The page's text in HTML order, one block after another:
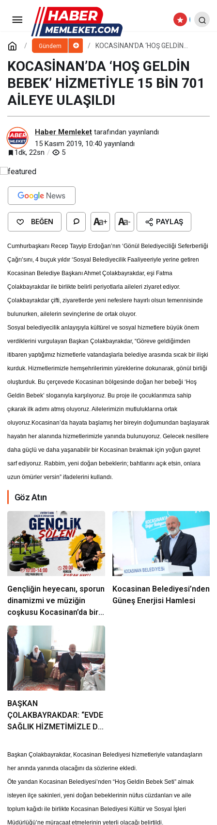
Gündem
KOCASİNAN’DA ‘HOŞ GELDİN
AİLEYE ULAŞILDI
KOCASİNAN’DA ‘HOŞ GELDİN
BEBEK’ HİZMETİYLE 15 BİN 701
AİLEYE ULAŞILDI
Haber Memleket tarafından yayınlandı
15 Kasım 2019, 10:40 yayınlandı
1dk, 22sn
5
BEĞEN + - PAYLAŞ
Cumhurbaşkanı Recep Tayyip Erdoğan’nın ‘Gönül Belediyeciliği Seferberliği
Çağrı’sını, 4 buçuk yıldır ‘Sosyal Belediyecilik Faaliyeeriyle yerine getiren
Kocasinan Belediye Başkanı Ahmet Çolakbayrakdar, eşi Fatma
Çolakbayrakdar ile birlikte belirli periyotlarla aileleri ziyaret ediyor.
Çolakbayrakdar çifti, ziyaretlerde yeni nefeslere hayırlı olsun temennisinde
bulunurken, ailelerin sevinçlerine de ortak oluyor.
Sosyal belediyecilik anlayışıyla kültürel ve sosyal hizmetlere büyük önem
verdiklerini vurgulayan Başkan Çolakbayrakdar, “Göreve geldiğimden
itibaren yaptığımız hizmetlerle vatandaşlarla belediye arasında sıcak bir ilişki
kurduk. Hizmetlerimizle hemşehrilerimin yüreklerine dokunarak, gönül birliği
oluşturduk. Bu çerçevede Kocasinan bölgesinde doğan her bebeği ‘Hoş
Geldin Bebek’ sloganıyla karşılıyoruz. Bu proje ile çocuklarımıza sahip
çıkarak ilk adımı atmış oluyoruz. Ailelerimizin mutluluklarına ortak
oluyoruz.Kocasinan’da hayata başlamış her bireyin doğumundan başlayarak
hayatın her alanında hizmetlerimizle yanında bulunuyoruz. Gelecek nesillere
daha güçlü ve daha yaşanabilir bir Kocasinan bırakmak için yoğun gayret
sarf ediyoruz. Rabbim, yeni doğan bebeklerin; bahtlarını açık etsin, onlara
uzun ömürler versin” ifadelerini kullandı.
Göz Atın
Gençliğin heyecanı, sporun
dinamizmi ve müziğin
coşkusu Kocasinan’da bir
araya geliyor!
Kocasinan Belediyesi’nden
Güneş Enerjisi Hamlesi
BAŞKAN
ÇOLAKBAYRAKDAR: “EVDE
SAĞLIK HİZMETİMİZLE DE
DOKUNUYORUZ”
Başkan Çolakbayrakdar, Kocasinan Belediyesi hizmetleriyle vatandaşların
her anında yanında olacağını da sözlerine ekledi.
Öte yandan Kocasinan Belediyesi’nden “Hoş Geldin Bebek Seti” almak
isteyen ilçe sakinleri, yeni doğan bebeklerinin nüfus cüzdanları ve aile
toplum kağıdı ile birlikte Kocasinan Belediyesi Kültür ve Sosyal İşleri
Müdürlüğü’ne müracaat etmelerinin yeterli olacağı belirtildi.
KAYSERİ GASTRONOMİ TURİZMİ
ÇALIŞTAYI YARIN BAŞLIYOR
Yorum Yap